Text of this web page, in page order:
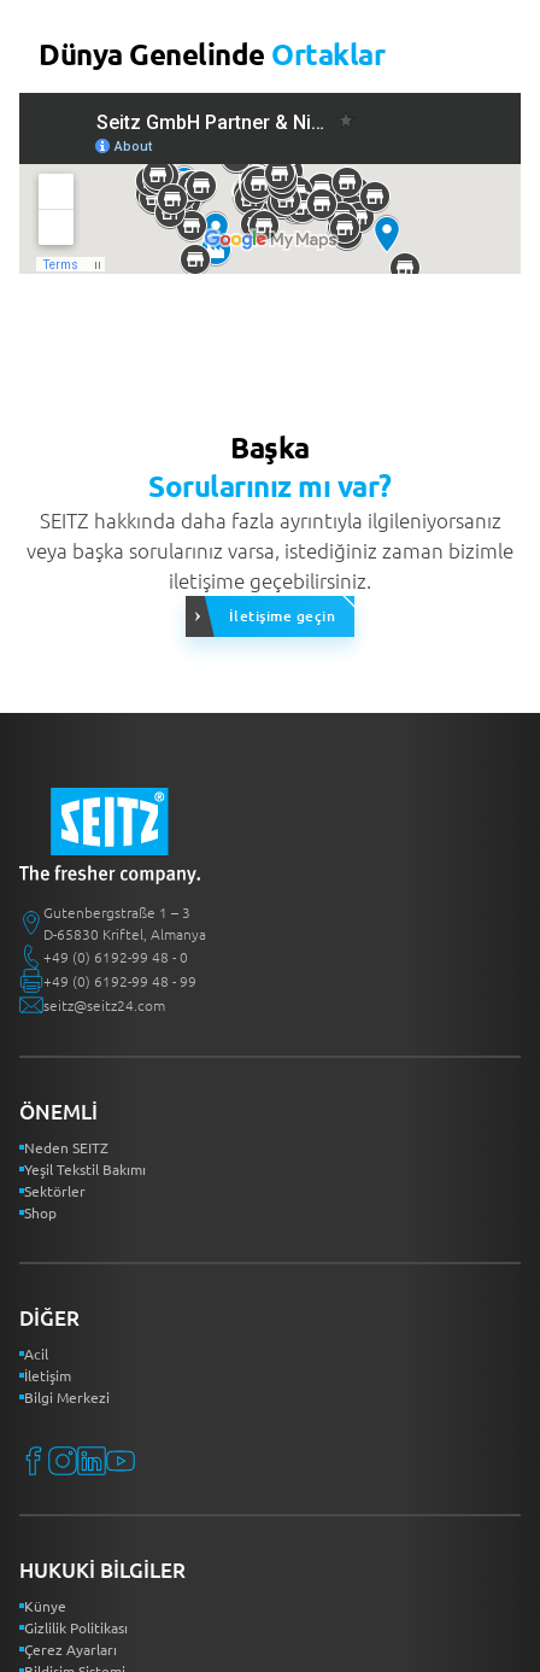
Dünya Genelinde Ortaklar
Başka
Sorularınız mı var?
SEITZ hakkında daha fazla ayrıntıyla ilgileniyorsanız
veya başka sorularınız varsa, istediğiniz zaman bizimle
iletişime geçebilirsiniz.
İletişime geçin
Gutenbergstraße 1 – 3
D-65830 Kriftel, Almanya
+49 (0) 6192-99 48 - 0
+49 (0) 6192-99 48 - 99
seitz@seitz24.com
ÖNEMLI
Neden SEITZ
Yeşil Tekstil Bakımı
Sektörler
Shop
DIĞER
Acil
İletişim
Bilgi Merkezi
HUKUKI BILGILER
Künye
Gizlilik Politikası
Çerez Ayarları